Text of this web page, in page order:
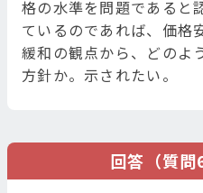
格の水準を問題であると
ているのであれば、価格
緩和の観点から、どのよ
方針か。示されたい。
回答（質問